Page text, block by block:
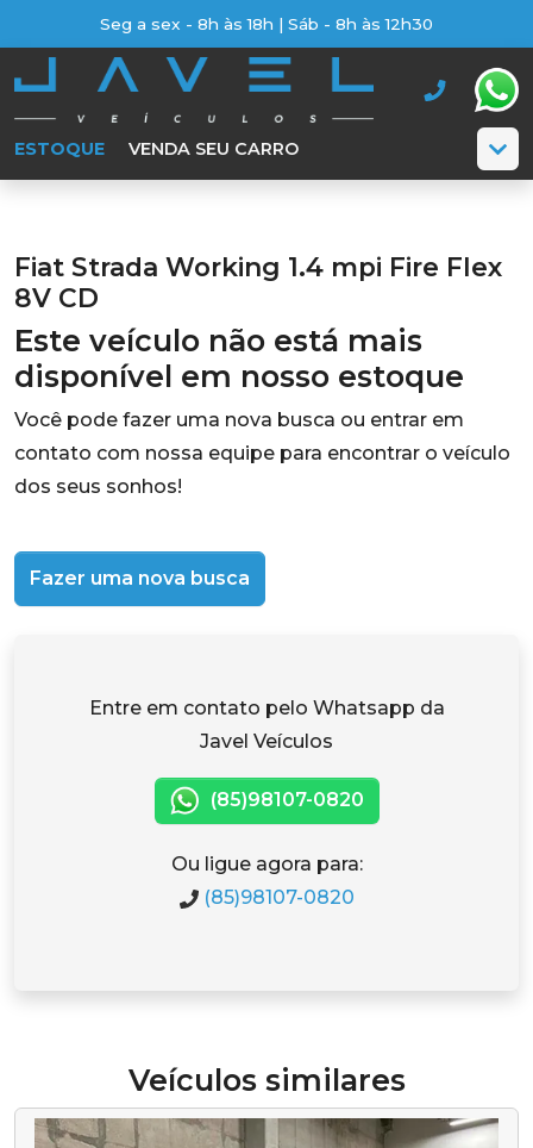
Seg a sex - 8h às 18h | Sáb - 8h às 12h30
ESTOQUE VENDA SEU CARRO
Fiat Strada Working 1.4 mpi Fire Flex
8V CD
Este veículo não está mais
disponível em nosso estoque
Você pode fazer uma nova busca ou entrar em
contato com nossa equipe para encontrar o veículo
dos seus sonhos!
Fazer uma nova busca
Entre em contato pelo Whatsapp da
Javel Veículos
(85)98107-0820
Ou ligue agora para:
(85)98107-0820
Veículos similares